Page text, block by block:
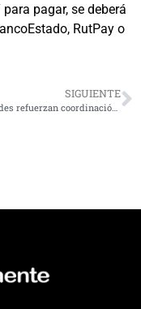
pagar, se deberá
RutPay o
SIGUIENTE
Autoridades refuerzan coordinación regional para avanzar en seguridad hídrica